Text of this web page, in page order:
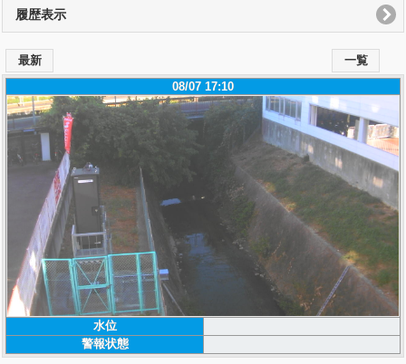
履歴表示
最新 一覧
08/07 17:10
水位
警報状態